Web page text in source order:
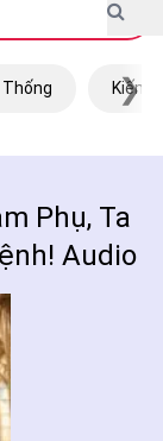
Thống Kiếm
❯
Phụ, Ta
Audio